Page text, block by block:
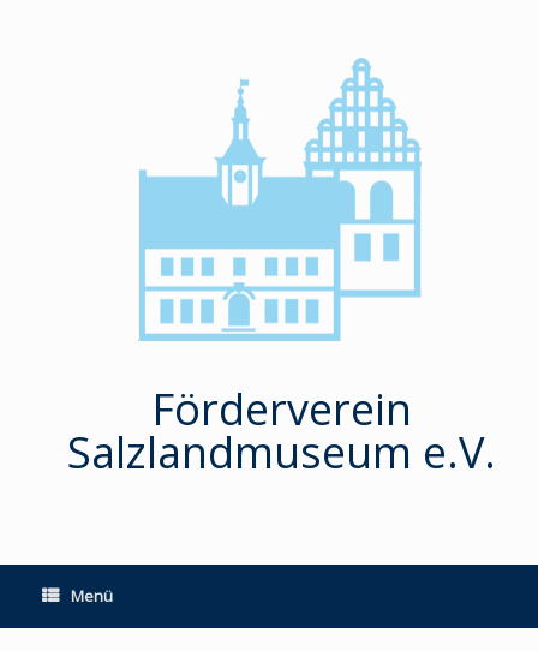
Förderverein
Salzlandmuseum e.V.
Menü